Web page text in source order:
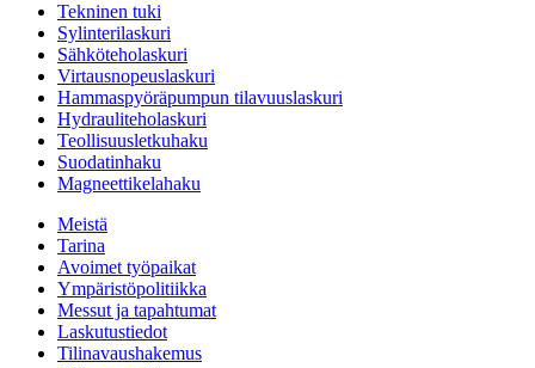
Tekninen tuki
Sylinterilaskuri
Sähköteholaskuri
Virtausnopeuslaskuri
Hammaspyöräpumpun tilavuuslaskuri
Hydrauliteholaskuri
Teollisuusletkuhaku
Suodatinhaku
Magneettikelahaku
Meistä
Tarina
Avoimet työpaikat
Ympäristöpolitiikka
Messut ja tapahtumat
Laskutustiedot
Tilinavaushakemus